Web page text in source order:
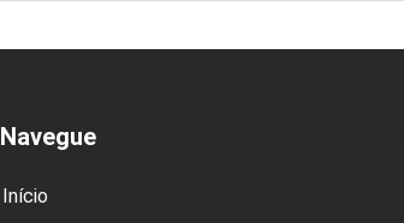
Navegue
Início